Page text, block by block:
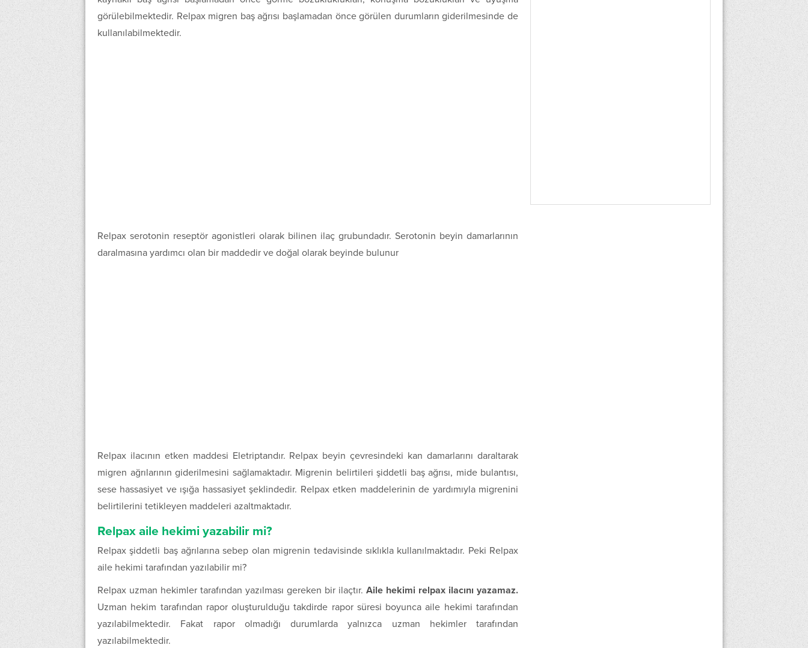
görülebilmektedir. Relpax migren baş ağrısı başlamadan önce görülen durumların giderilmesinde de
kullanılabilmektedir.
Relpax serotonin reseptör agonistleri olarak bilinen ilaç grubundadır. Serotonin beyin damarlarının
daralmasına yardımcı olan bir maddedir ve doğal olarak beyinde bulunur
Relpax ilacının etken maddesi Eletriptandır. Relpax beyin çevresindeki kan damarlarını daraltarak
migren ağrılarının giderilmesini sağlamaktadır. Migrenin belirtileri şiddetli baş ağrısı, mide bulantısı,
sese hassasiyet ve ışığa hassasiyet şeklindedir. Relpax etken maddelerinin de yardımıyla migrenini
belirtilerini tetikleyen maddeleri azaltmaktadır.
Relpax aile hekimi yazabilir mi?
Relpax şiddetli baş ağrılarına sebep olan migrenin tedavisinde sıklıkla kullanılmaktadır. Peki Relpax
aile hekimi tarafından yazılabilir mi?
Relpax uzman hekimler tarafından yazılması gereken bir ilaçtır. Aile hekimi relpax ilacını yazamaz.
Uzman hekim tarafından rapor oluşturulduğu takdirde rapor süresi boyunca aile hekimi tarafından
yazılabilmektedir. Fakat rapor olmadığı durumlarda yalnızca uzman hekimler tarafından
yazılabilmektedir.